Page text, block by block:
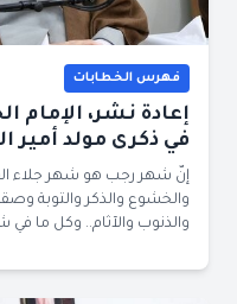
فهرس الخطابات
إعادة نشر، الإمام
في ذكرى مولد أمير
إنّ شهر رجب هو شهر جلاء
والخشوع والذكر والتوبة
والذنوب والآثام.. وكل ما